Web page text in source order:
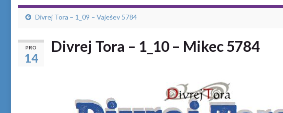
Divrej Tora – 1_09 – Vaješev 5784
PRO
14
Divrej Tora – 1_10 – Mikec 5784